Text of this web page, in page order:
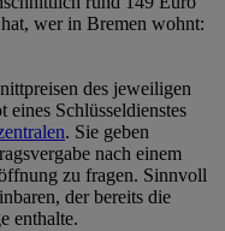
wer in Bremen wohnt:
des jeweiligen
eines Schlüsseldienstes
. Sie geben
nach einem
zu fragen. Sinnvoll
der bereits die
enthalte.